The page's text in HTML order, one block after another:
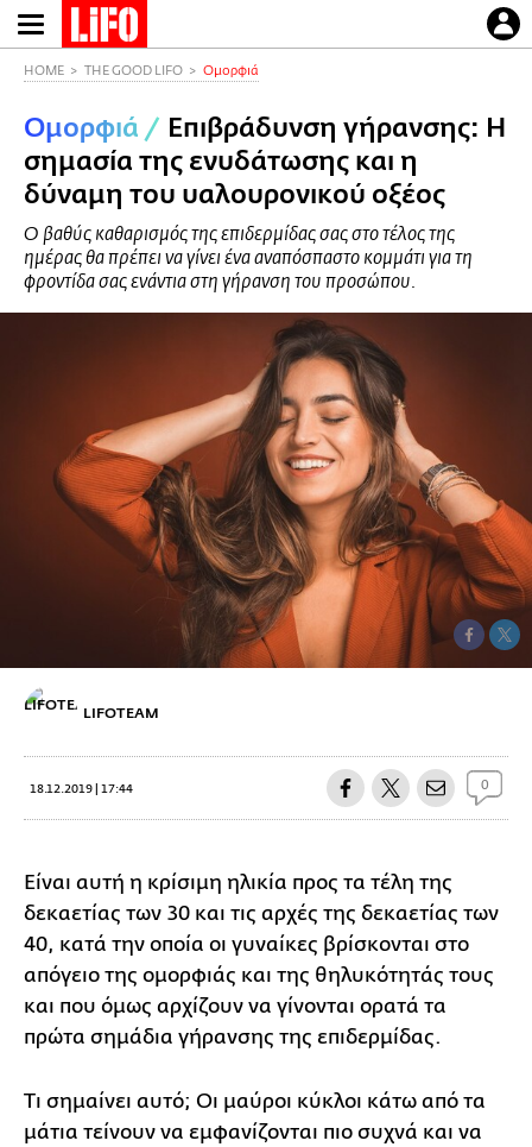
Παράκαμψη
προς
περιεχόμενο
HOME THE GOOD LIFO Ομορφιά
Ομορφιά / Επιβράδυνση γήρανσης: Η
σημασία της ενυδάτωσης και η
δύναμη του υαλουρονικού οξέος
Ο βαθύς καθαρισμός της επιδερμίδας σας στο τέλος της
ημέρας θα πρέπει να γίνει ένα αναπόσπαστο κομμάτι για τη
φροντίδα σας ενάντια στη γήρανση του προσώπου.
LIFOTEAM
18.12.2019 | 17:44 0
Είναι αυτή η κρίσιμη ηλικία προς τα τέλη της
δεκαετίας των 30 και τις αρχές της δεκαετίας των
40, κατά την οποία οι γυναίκες βρίσκονται στο
απόγειο της ομορφιάς και της θηλυκότητάς τους
και που όμως αρχίζουν να γίνονται ορατά τα
πρώτα σημάδια γήρανσης της επιδερμίδας.
Τι σημαίνει αυτό; Οι μαύροι κύκλοι κάτω από τα
μάτια τείνουν να εμφανίζονται πιο συχνά και να